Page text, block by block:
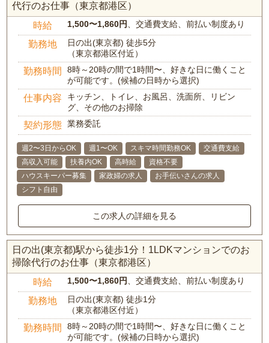
代行のお仕事（東京都港区）
時給 1,500〜1,860円、交通費支給、前払い制度あり
勤務地
日の出(東京都) 徒歩5分
（東京都港区付近）
勤務時間
8時～20時の間で1時間〜、好きな日に働くこと
が可能です。(候補の日時から選択)
仕事内容
キッチン、トイレ、お風呂、洗面所、リビン
グ、その他のお掃除
契約形態 業務委託
週2〜3日からOK 週1〜OK スキマ時間勤務OK
交通費支給
高収入可能
扶養内OK 高時給
資格不要
ハウスキーパー募集
家政婦の求人
お手伝いさんの求人
シフト自由
この求人の詳細を見る
日の出(東京都)駅から徒歩1分！1LDKマンションでのお
掃除代行のお仕事（東京都港区）
時給 1,500〜1,860円、交通費支給、前払い制度あり
勤務地
日の出(東京都) 徒歩1分
（東京都港区付近）
勤務時間
8時～20時の間で1時間〜、好きな日に働くこと
が可能です。(候補の日時から選択)